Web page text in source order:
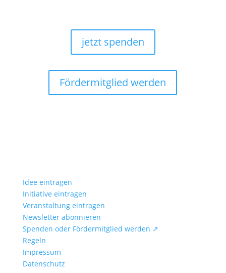
jetzt spenden
Fördermitglied werden
Idee eintragen
Initiative eintragen
Veranstaltung eintragen
Newsletter abonnieren
Spenden oder Fördermitglied werden ↗
Regeln
Impressum
Datenschutz